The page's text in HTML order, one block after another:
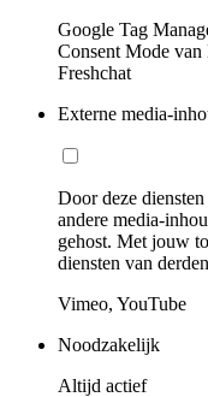
Google Tag
Consent Mode
Freshchat
Externe media-
Door deze
andere media-
gehost. Met jouw
diensten van
Vimeo, YouTube
Noodzakelijk
Altijd actief